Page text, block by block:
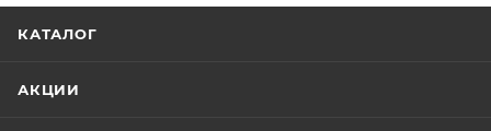
КАТАЛОГ
АКЦИИ